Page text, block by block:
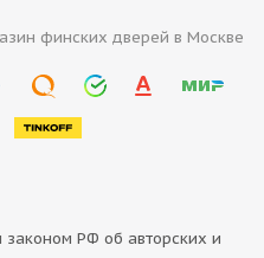
финских дверей в Москве
РФ об авторских и